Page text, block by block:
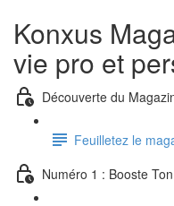
Konxus
vie pro et
Découverte du
Feuilletez le
Numéro 1 : Booste